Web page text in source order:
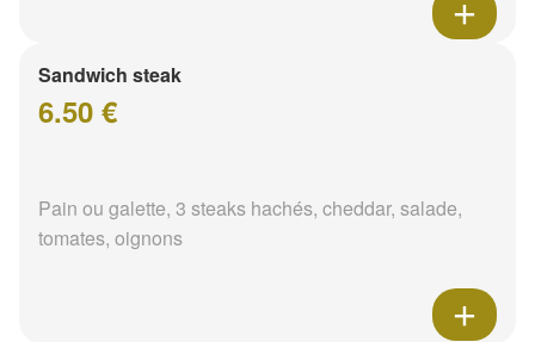
Sandwich steak
6.50 €
Pain ou galette, 3 steaks hachés, cheddar, salade,
tomates, oignons